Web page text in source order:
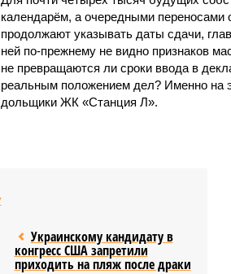
календарём, а очередными
продолжают указывать даты сдачи,
ней по-прежнему не видно признаков
не превращаются ли сроки ввода в
реальным положением дел? Именно на
дольщики ЖК «Станция Л».
Украинскому кандидату в
конгресс США запретили
приходить на пляж после драки